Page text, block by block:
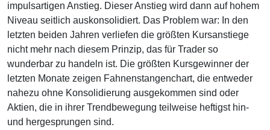
impulsartigen Anstieg. Dieser Anstieg wird dann auf hohem
Niveau seitlich auskonsolidiert. Das Problem war: In den
letzten beiden Jahren verliefen die größten Kursanstiege
nicht mehr nach diesem Prinzip, das für Trader so
wunderbar zu handeln ist. Die größten Kursgewinner der
letzten Monate zeigen Fahnenstangenchart, die entweder
nahezu ohne Konsolidierung ausgekommen sind oder
Aktien, die in ihrer Trendbewegung teilweise heftigst hin-
und hergesprungen sind.